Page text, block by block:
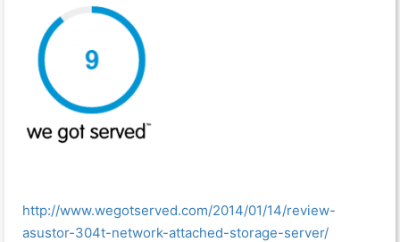
http://www.wegotserved.com/2014/01/14/review-
asustor-304t-network-attached-storage-server/